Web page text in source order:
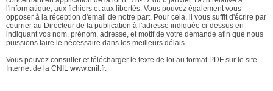
l'informatique, aux fichiers et aux libertés. Vous pouvez également vous
opposer à la réception d'email de notre part. Pour cela, il vous suffit d'écrire par
courrier au Directeur de la publication à l'adresse indiquée ci-dessus en
indiquant vos nom, prénom, adresse, et motif de votre demande afin que nous
puissions faire le nécessaire dans les meilleurs délais.
Vous pouvez consulter et télécharger le texte de loi au format PDF sur le site
Internet de la CNIL www.cnil.fr.